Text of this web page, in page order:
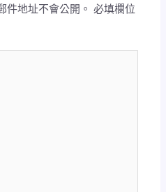
件地址不會公開。 必填欄位